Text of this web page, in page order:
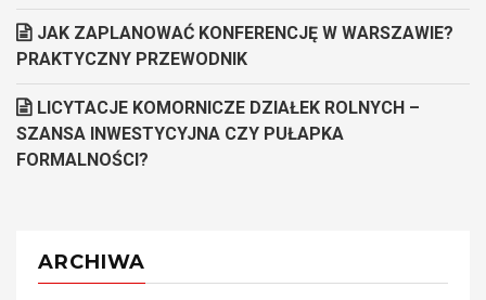
JAK ZAPLANOWAĆ KONFERENCJĘ W WARSZAWIE?
PRAKTYCZNY PRZEWODNIK
LICYTACJE KOMORNICZE DZIAŁEK ROLNYCH –
SZANSA INWESTYCYJNA CZY PUŁAPKA
FORMALNOŚCI?
ARCHIWA